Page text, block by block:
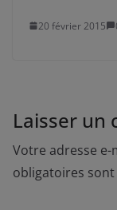
20 février 2015
Laisser un
Votre adresse e-
obligatoires